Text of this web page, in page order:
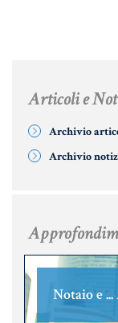
Materiale
LE PAROLE
MATERIALE
RISORSE
SISTEMA
Articoli e
Archivio
Archivio
Notaio e